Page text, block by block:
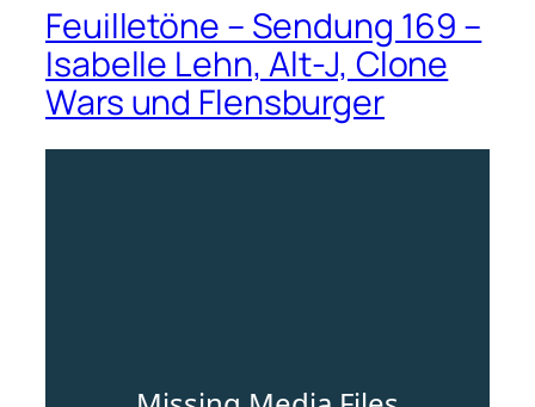
Feuilletöne – Sendung 169 –
Isabelle Lehn, Alt-J, Clone
Wars und Flensburger